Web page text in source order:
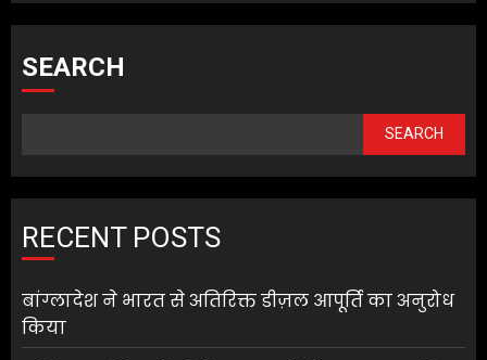
SEARCH
SEARCH
RECENT POSTS
बांग्लादेश ने भारत से अतिरिक्त डीज़ल आपूर्ति का अनुरोध
किया